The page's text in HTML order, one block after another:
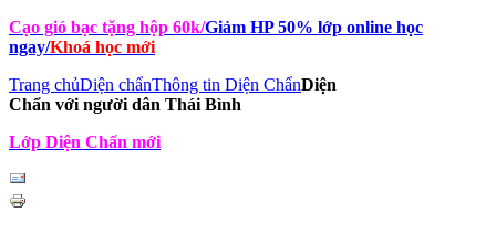
Cạo gió bạc tặng hộp 60k/Giảm HP 50% lớp online học
ngay/Khoá học mới
Trang chủDiện chẩnThông tin Diện ChẩnDiện
Chẩn với người dân Thái Bình
Lớp Diện Chẩn mới